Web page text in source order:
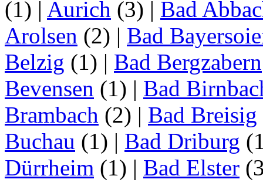
(1) | Aurich (3) | Bad
Arolsen (2) | Bad
Belzig (1) | Bad Bergzabern
Bevensen (1) | Bad
Brambach (2) | Bad Breisig
Buchau (1) | Bad Driburg
Dürrheim (1) | Bad Elster